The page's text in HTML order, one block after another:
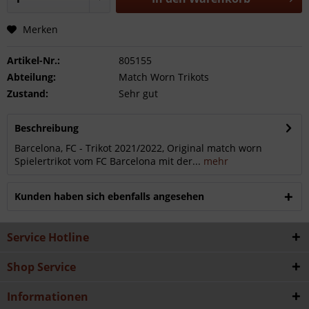
Merken
Artikel-Nr.:
805155
Abteilung:
Match Worn Trikots
Zustand:
Sehr gut
Beschreibung
Barcelona, FC - Trikot 2021/2022, Original match worn
Spielertrikot vom FC Barcelona mit der... mehr
Kunden haben sich ebenfalls angesehen
Service Hotline
Shop Service
Informationen